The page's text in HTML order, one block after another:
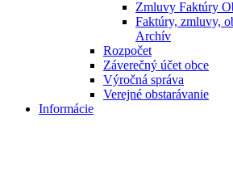
Zmluvy Faktúry
Faktúry, zmluvy,
Archív
Rozpočet
Záverečný účet obce
Výročná správa
Verejné obstarávanie
Informácie